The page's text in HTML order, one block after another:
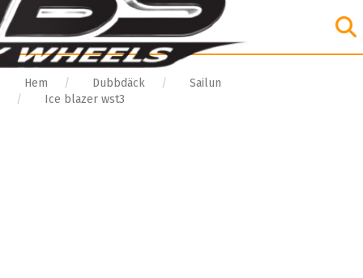
Hem Dubbdäck
Sailun
Ice blazer wst3